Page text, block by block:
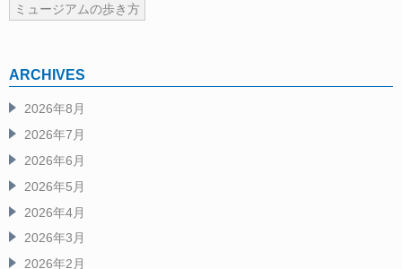
ミュージアムの歩き方
ARCHIVES
2026年8月
2026年7月
2026年6月
2026年5月
2026年4月
2026年3月
2026年2月